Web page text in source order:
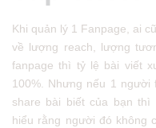
Khi quản lý 1 Fanpage, ai
về lượng reach, lượng
fanpage thì tỷ lệ bài viết
100%. Nhưng nếu 1 người
share bài biết của bạn thì
hiểu rằng người đó không